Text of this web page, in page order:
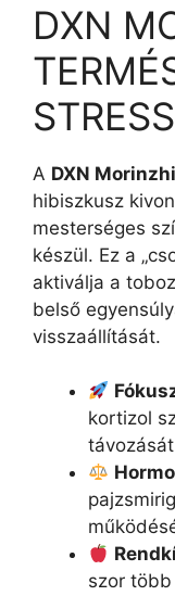
DXN
A DXN Morinzhi
hibiszkusz
mesterséges
készül. Ez a
aktiválja a
belső
visszaállítását.
kortizol
szor